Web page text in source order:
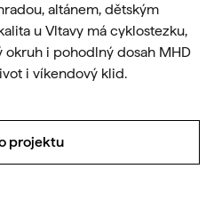
altánem, dětským
u Vltavy má cyklostezku,
okruh i pohodlný dosah MHD
i víkendový klid.
projektu